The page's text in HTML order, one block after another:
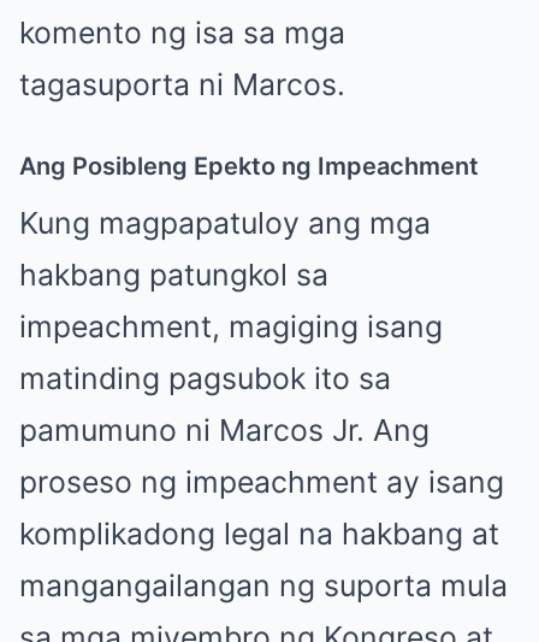
komento ng isa sa mga
tagasuporta ni Marcos.
Ang Posibleng Epekto ng Impeachment
Kung magpapatuloy ang mga
hakbang patungkol sa
impeachment, magiging isang
matinding pagsubok ito sa
pamumuno ni Marcos Jr. Ang
proseso ng impeachment ay isang
komplikadong legal na hakbang at
mangangailangan ng suporta mula